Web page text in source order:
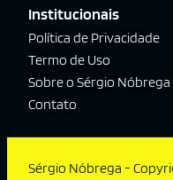
Institucionais
Política de Privacidade
Termo de Uso
Sobre o Sérgio Nóbrega
Contato
Sérgio Nóbrega -